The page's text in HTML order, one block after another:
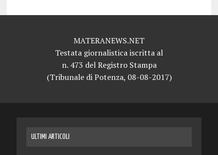
MATERANEWS.NET
Testata giornalistica iscritta al
n. 473 del Registro Stampa
(Tribunale di Potenza, 08-08-2017)
ULTIMI ARTICOLI